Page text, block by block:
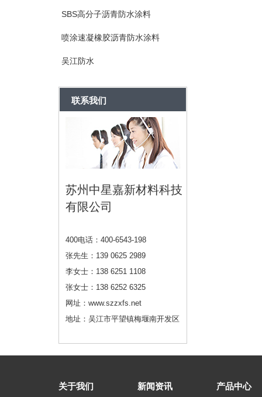
SBS高分子沥青防水涂料
喷涂速凝橡胶沥青防水涂料
吴江防水
联系我们
苏州中星嘉新材料科技
有限公司
400电话：400-6543-198
张先生：139 0625 2989
李女士：138 6251 1108
张女士：138 6252 6325
网址：www.szzxfs.net
地址：吴江市平望镇梅堰南开发区
关于我们 新闻资讯 产品中心